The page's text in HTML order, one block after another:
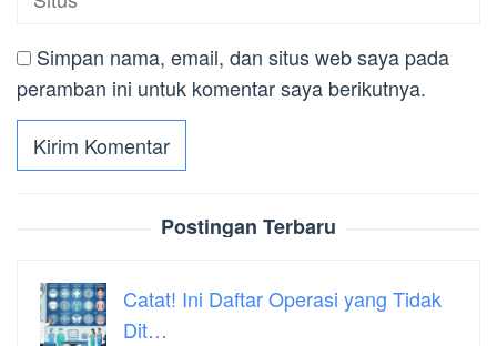
Simpan nama, email, dan situs web saya pada
peramban ini untuk komentar saya berikutnya.
Postingan Terbaru
Catat! Ini Daftar Operasi yang Tidak
Dit…